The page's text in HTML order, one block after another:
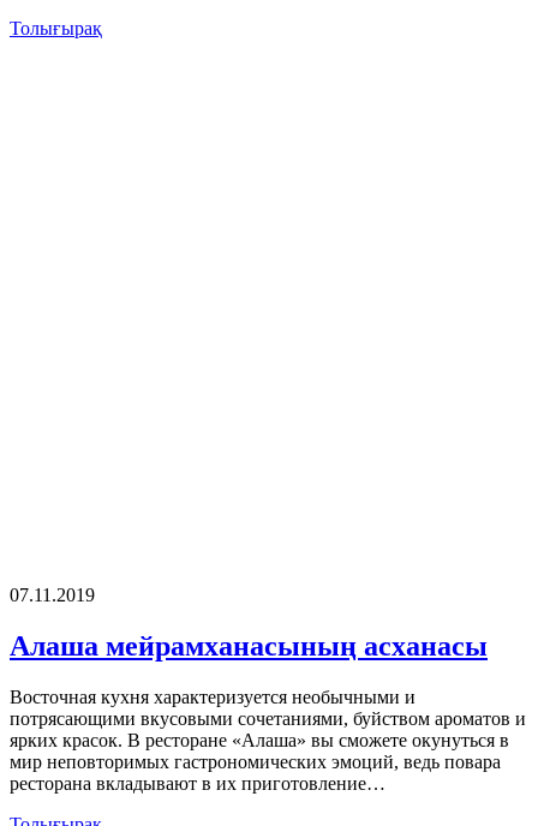
Толығырақ
07.11.2019
Алаша мейрамханасының асханасы
Восточная кухня характеризуется необычными и
потрясающими вкусовыми сочетаниями, буйством ароматов и
ярких красок. В ресторане «Алаша» вы сможете окунуться в
мир неповторимых гастрономических эмоций, ведь повара
ресторана вкладывают в их приготовление…